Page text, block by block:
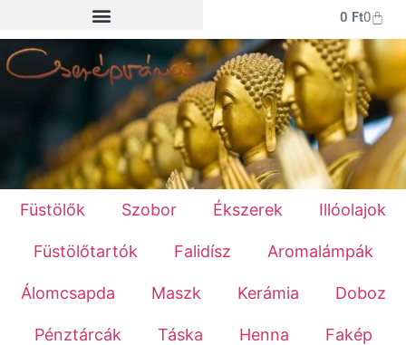
0 Ft0
Füstölők Szobor Ékszerek Illóolajok
Füstölőtartók Falidísz Aromalámpák
Álomcsapda Maszk Kerámia Doboz
Pénztárcák Táska Henna Fakép